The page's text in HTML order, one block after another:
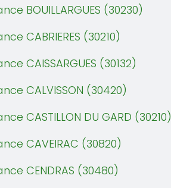
BOUILLARGUES (30230)
CABRIERES (30210)
CAISSARGUES (30132)
CALVISSON (30420)
CASTILLON DU GARD (30210)
CAVEIRAC (30820)
CENDRAS (30480)